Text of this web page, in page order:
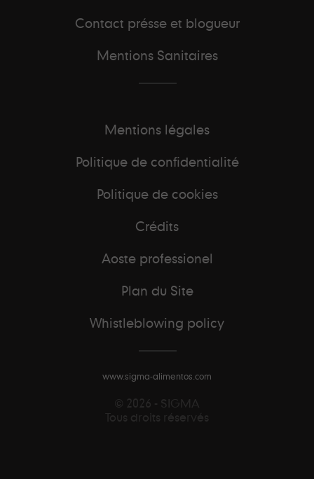
Contact présse et blogueur
Mentions Sanitaires
Mentions légales
Politique de confidentialité
Politique de cookies
Crédits
Aoste professionel
Plan du Site
Whistleblowing policy
www.sigma-alimentos.com
© 2026 - SIGMA
Tous droits réservés